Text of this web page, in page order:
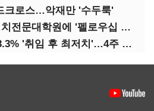
크로스…악재만 '수두룩'
이수그룹, 경기대 정치전문대학원에 '펠로우십 기금' 3900만원 출연
이 대통령 지지율 43.3% '취임 후 최저치'…4주 연속 '하락'